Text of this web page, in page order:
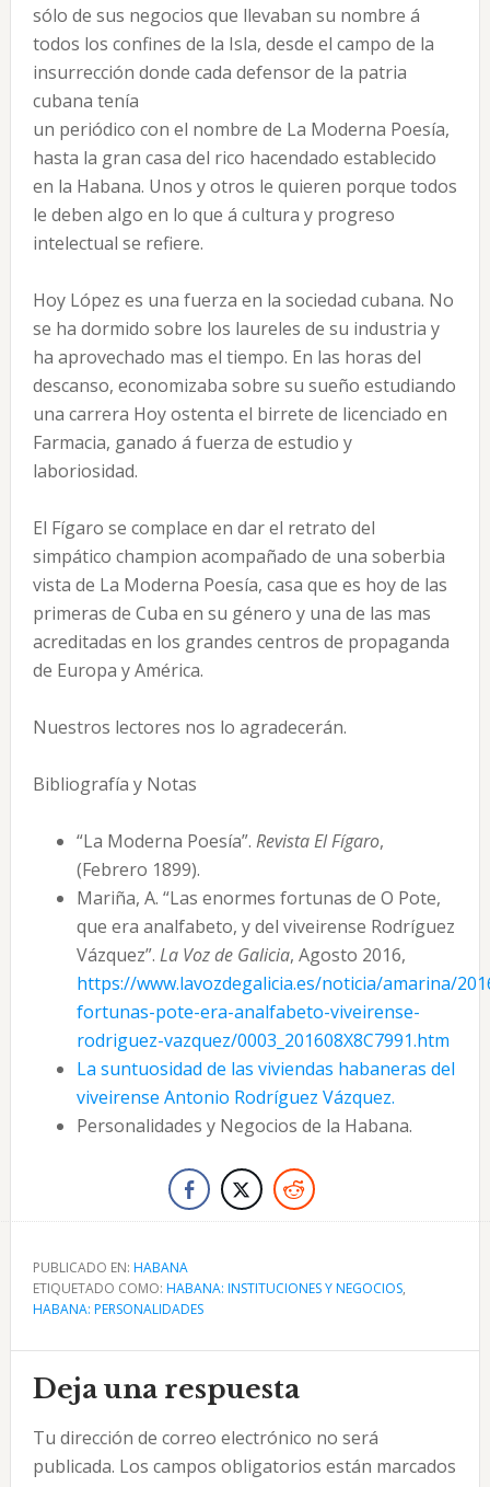
sólo de sus negocios que llevaban su nombre á
todos los confines de la Isla, desde el campo de la
insurrección donde cada defensor de la patria
cubana tenía
un periódico con el nombre de La Moderna Poesía,
hasta la gran casa del rico hacendado establecido
en la Habana. Unos y otros le quieren porque todos
le deben algo en lo que á cultura y progreso
intelectual se refiere.
Hoy López es una fuerza en la sociedad cubana. No
se ha dormido sobre los laureles de su industria y
ha aprovechado mas el tiempo. En las horas del
descanso, economizaba sobre su sueño estudiando
una carrera Hoy ostenta el birrete de licenciado en
Farmacia, ganado á fuerza de estudio y
laboriosidad.
El Fígaro se complace en dar el retrato del
simpático champion acompañado de una soberbia
vista de La Moderna Poesía, casa que es hoy de las
primeras de Cuba en su género y una de las mas
acreditadas en los grandes centros de propaganda
de Europa y América.
Nuestros lectores nos lo agradecerán.
Bibliografía y Notas
“La Moderna Poesía”. Revista El Fígaro,
(Febrero 1899).
Mariña, A. “Las enormes fortunas de O Pote,
que era analfabeto, y del viveirense Rodríguez
Vázquez”. La Voz de Galicia, Agosto 2016,
https://www.lavozdegalicia.es/noticia/amarina/
fortunas-pote-era-analfabeto-viveirense-
rodriguez-vazquez/0003_201608X8C7991.htm
La suntuosidad de las viviendas habaneras del
viveirense Antonio Rodríguez Vázquez.
Personalidades y Negocios de la Habana.
PUBLICADO EN: HABANA
ETIQUETADO COMO: HABANA: INSTITUCIONES Y NEGOCIOS,
HABANA: PERSONALIDADES
Interacciones
con
los
Deja una respuesta
Tu dirección de correo electrónico no será
publicada. Los campos obligatorios están marcados